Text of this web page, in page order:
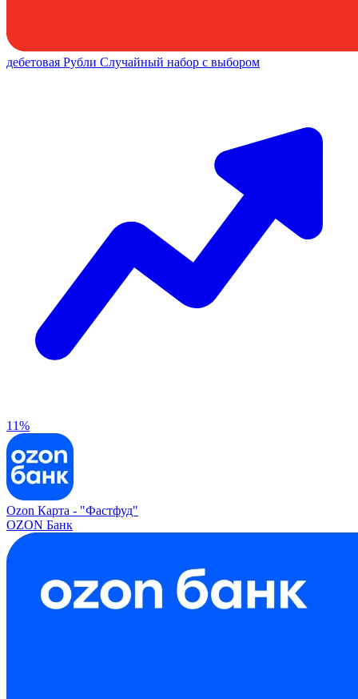
дебетовая Рубли Случайный набор с выбором
11%
Ozon Карта - "Фастфуд"
OZON Банк